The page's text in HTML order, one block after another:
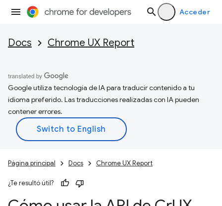
Acceder
Docs Chrome UX Report
Google utiliza tecnología de IA para traducir contenido a tu
idioma preferido. Las traducciones realizadas con IA pueden
contener errores.
Página principal Docs Chrome UX Report
¿Te resultó útil?